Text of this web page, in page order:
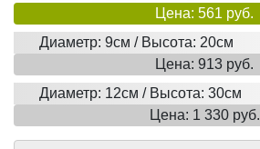
Цена: 561 руб.
Диаметр: 9см / Высота: 20см
Цена: 913 руб.
Диаметр: 12см / Высота: 30см
Цена: 1 330 руб.